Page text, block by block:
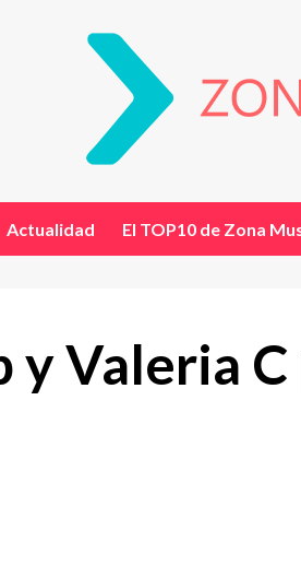
Actualidad El TOP10 de Zona
y Valeria